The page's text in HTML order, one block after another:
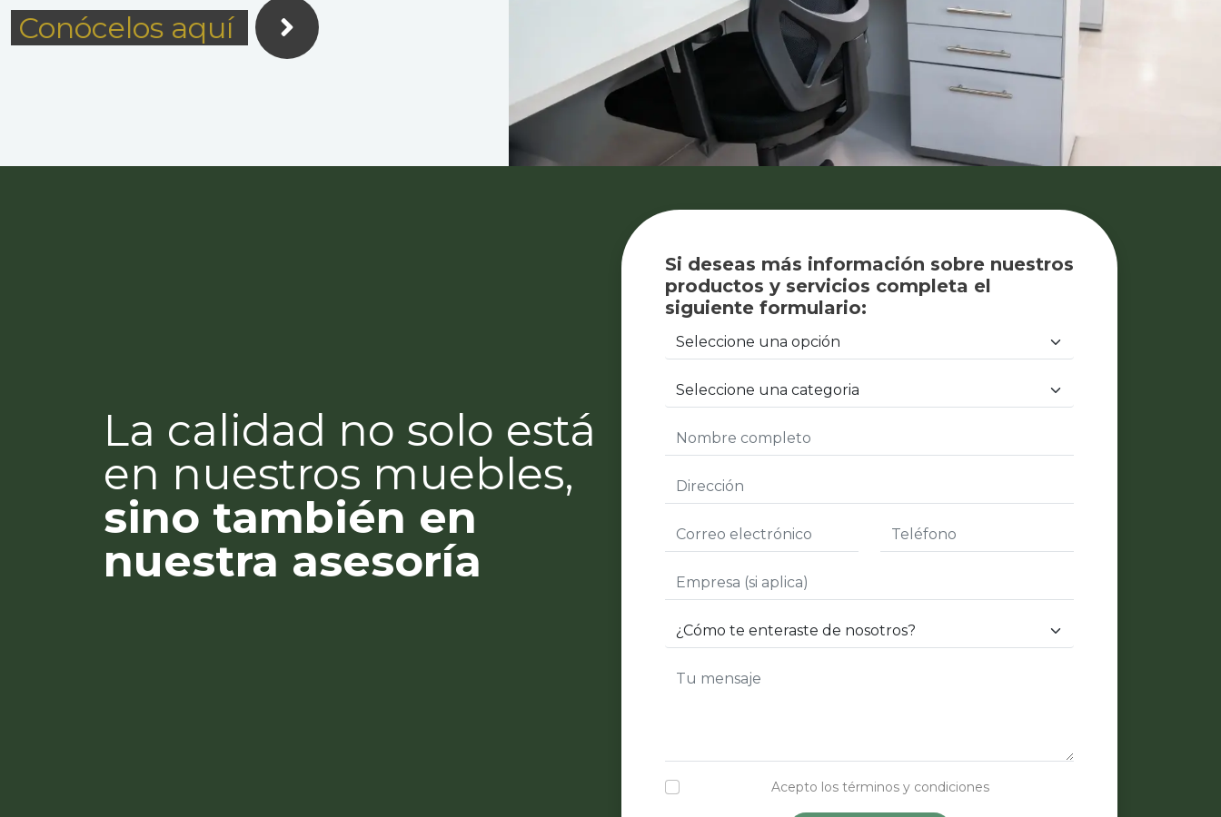
Conócelos aquí
La calidad no solo está
en nuestros muebles,
sino también en
nuestra asesoría
Si deseas más información sobre nuestros
productos y servicios completa el
siguiente formulario:
Acepto los términos y condiciones